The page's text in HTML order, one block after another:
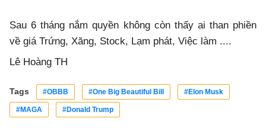
Sau 6 tháng nắm quyền không còn thấy ai than phiền
về giá Trứng, Xăng, Stock, Lạm phát, Việc làm ....
Lê Hoàng TH
Tags #OBBB #One Big Beautiful Bill #Elon Musk
#MAGA #Donald Trump